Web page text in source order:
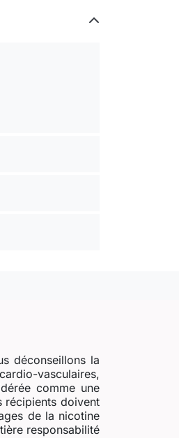
déconseillons la
vasculaires,
comme une
récipients doivent
de la nicotine
responsabilité